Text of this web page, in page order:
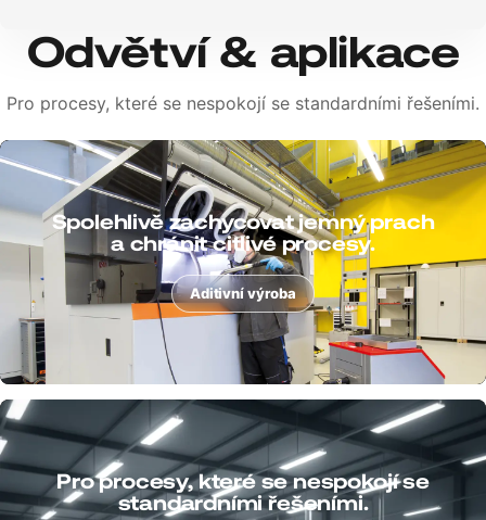
Odvětví & aplikace
Pro procesy, které se nespokojí se standardními řešeními.
Spolehlivě propojovat hygienu,
výrobní takt a bezpečnost.
Potraviny & nápoje
Bezpečně zvládat třísky, granuláty a
prach přímo v procesu.